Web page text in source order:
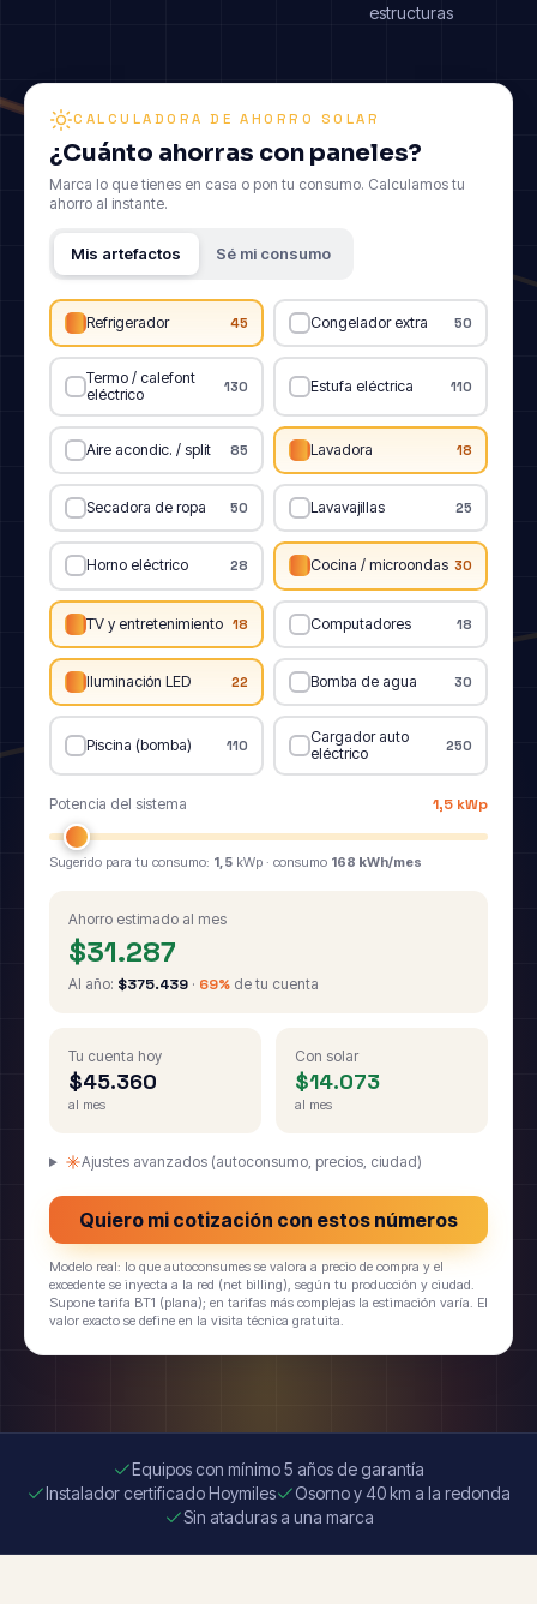
estructuras
CALCULADORA DE AHORRO SOLAR
¿Cuánto ahorras con paneles?
Marca lo que tienes en casa o pon tu consumo. Calculamos tu
ahorro al instante.
Mis artefactos Sé mi consumo
Refrigerador 45 Congelador extra 50
Termo / calefont
eléctrico
130 Estufa eléctrica 110
Aire acondic. / split 85 Lavadora 18
Secadora de ropa 50 Lavavajillas 25
Horno eléctrico 28 Cocina / microondas 30
TV y entretenimiento 18 Computadores 18
Iluminación LED 22 Bomba de agua 30
Piscina (bomba) 110
Cargador auto
eléctrico
250
Potencia del sistema 1,5 kWp
Sugerido para tu consumo: 1,5 kWp · consumo 168 kWh/mes
Ahorro estimado al mes
$31.287
Al año: $375.439 · 69% de tu cuenta
Tu cuenta hoy
$45.360
al mes
Con solar
$14.073
al mes
Ajustes avanzados (autoconsumo, precios, ciudad)
Quiero mi cotización con estos números
Modelo real: lo que autoconsumes se valora a precio de compra y el
excedente se inyecta a la red (net billing), según tu producción y ciudad.
Supone tarifa BT1 (plana); en tarifas más complejas la estimación varía. El
valor exacto se define en la visita técnica gratuita.
Equipos con mínimo 5 años de garantía
Instalador certificado Hoymiles
Osorno y 40 km a la redonda
Sin ataduras a una marca